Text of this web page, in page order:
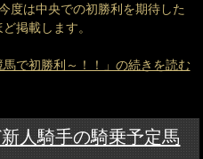
度は中央での初勝利を期待した
掲載します。
馬で初勝利～！！」の続きを読む
人騎手の騎乗予定馬